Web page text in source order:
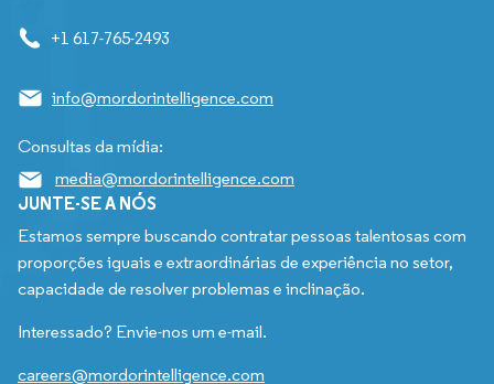
+1 617-765-2493
info@mordorintelligence.com
Consultas da mídia:
media@mordorintelligence.com
JUNTE-SE A NÓS
Estamos sempre buscando contratar pessoas talentosas com
proporções iguais e extraordinárias de experiência no setor,
capacidade de resolver problemas e inclinação.
Interessado? Envie-nos um e-mail.
careers@mordorintelligence.com